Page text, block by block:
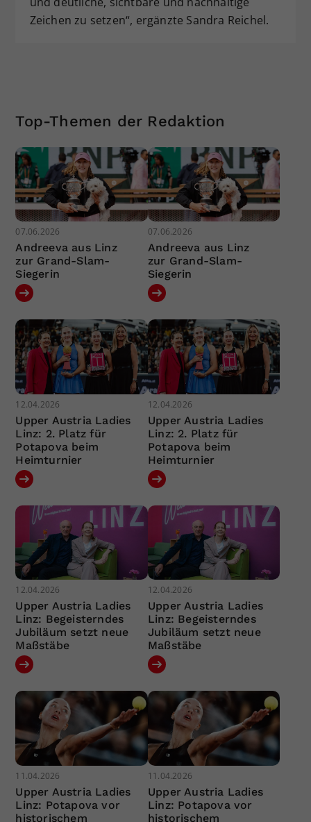
Zeichen zu setzen“, ergänzte Sandra Reichel.
Top-Themen der Redaktion
07.06.2026
Andreeva aus Linz
zur Grand-Slam-
Siegerin
07.06.2026
Andreeva aus Linz
zur Grand-Slam-
Siegerin
12.04.2026
Upper Austria Ladies
Linz: 2. Platz für
Potapova beim
Heimturnier
12.04.2026
Upper Austria Ladies
Linz: 2. Platz für
Potapova beim
Heimturnier
12.04.2026
Upper Austria Ladies
Linz: Begeisterndes
Jubiläum setzt neue
Maßstäbe
12.04.2026
Upper Austria Ladies
Linz: Begeisterndes
Jubiläum setzt neue
Maßstäbe
11.04.2026
Upper Austria Ladies
Linz: Potapova vor
historischem
11.04.2026
Upper Austria Ladies
Linz: Potapova vor
historischem